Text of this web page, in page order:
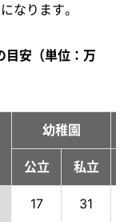
なります。
安（単位：万
幼稚園
公立 私立
17 31